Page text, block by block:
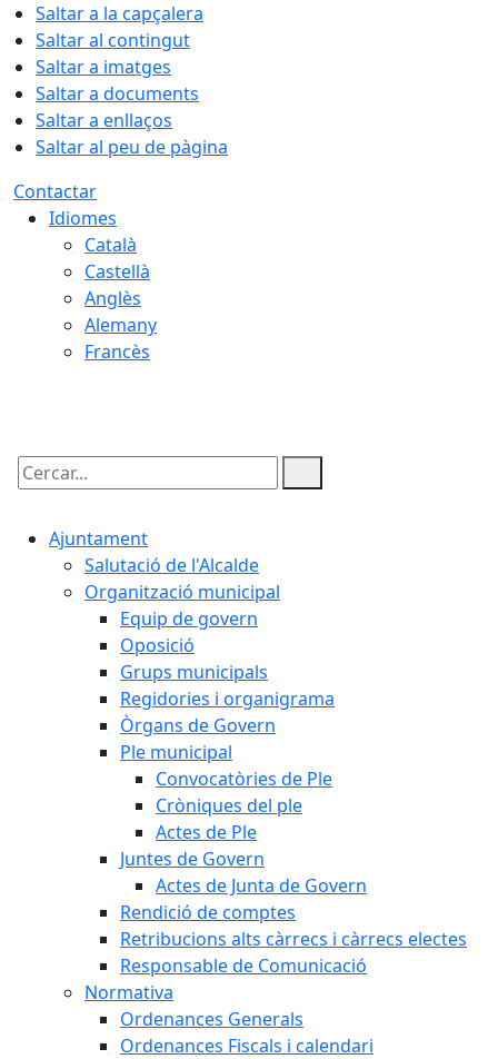
Saltar a la capçalera
Saltar al contingut
Saltar a imatges
Saltar a documents
Saltar a enllaços
Saltar al peu de pàgina
Contactar
Idiomes
Català
Castellà
Anglès
Alemany
Francès
Cercar:
Ajuntament
Salutació de l'Alcalde
Organització municipal
Equip de govern
Oposició
Grups municipals
Regidories i organigrama
Òrgans de Govern
Ple municipal
Convocatòries de Ple
Cròniques del ple
Actes de Ple
Juntes de Govern
Actes de Junta de Govern
Rendició de comptes
Retribucions alts càrrecs i càrrecs electes
Responsable de Comunicació
Normativa
Ordenances Generals
Ordenances Fiscals i calendari